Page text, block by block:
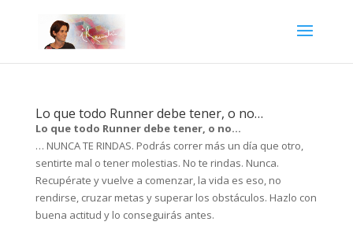
Lo que todo Runner debe tener, o no…
Lo que todo Runner debe tener, o no…
… NUNCA TE RINDAS. Podrás correr más un día que otro,
sentirte mal o tener molestias. No te rindas. Nunca.
Recupérate y vuelve a comenzar, la vida es eso, no
rendirse, cruzar metas y superar los obstáculos. Hazlo con
buena actitud y lo conseguirás antes.